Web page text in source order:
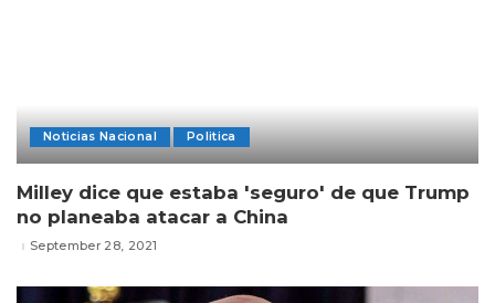
Noticias Nacional Politica
Milley dice que estaba 'seguro' de que Trump
no planeaba atacar a China
September 28, 2021